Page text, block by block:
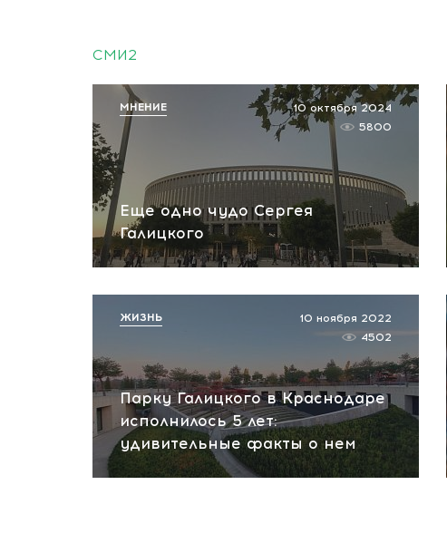
СМИ2
Еще одно чудо Сергея
Галицкого
10 октября 2024
5800
МНЕНИЕ
Парку Галицкого в Краснодаре
исполнилось 5 лет:
удивительные факты о нем
10 ноября 2022
4502
ЖИЗНЬ